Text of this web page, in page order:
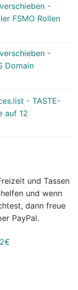
-
FSMO Rollen
-
Domain
- TASTE-
auf 12
und Tassen
und wenn
dann freue
PayPal.